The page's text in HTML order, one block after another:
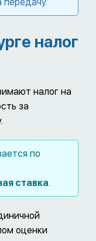
налог
налог на
за
по
ставка.
оценки